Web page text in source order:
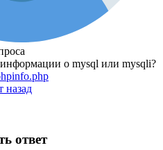
о mysql или mysqli?
назад
ответ